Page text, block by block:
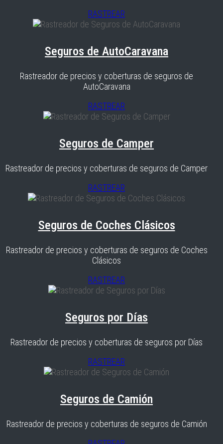
RASTREAR
Seguros de AutoCaravana
Rastreador de precios y coberturas de seguros de
AutoCaravana
RASTREAR
Seguros de Camper
Rastreador de precios y coberturas de seguros de Camper
RASTREAR
Seguros de Coches Clásicos
Rastreador de precios y coberturas de seguros de Coches
Clásicos
RASTREAR
Seguros por Días
Rastreador de precios y coberturas de seguros por Días
RASTREAR
Seguros de Camión
Rastreador de precios y coberturas de seguros de Camión